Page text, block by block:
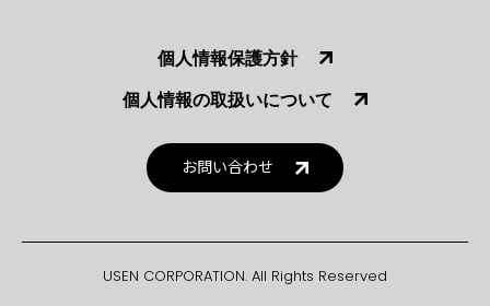
個人情報保護方針
個人情報の取扱いについて
お問い合わせ
USEN CORPORATION. All Rights Reserved